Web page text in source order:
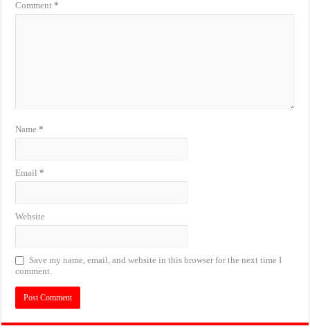
Comment*
Name*
Email*
Website
Save my name, email, and website in this browser for the next time I
comment.